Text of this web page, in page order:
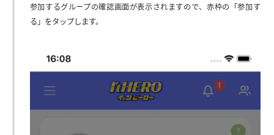
参加するグループの確認画面が表示されますので、赤枠の「参加す
る」をタップします。